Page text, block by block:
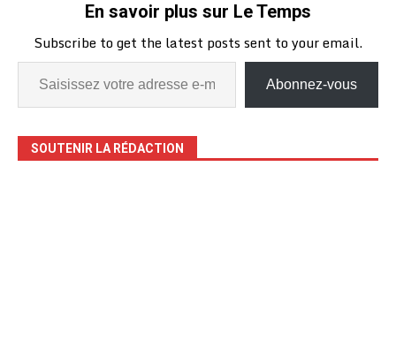
En savoir plus sur Le Temps
Subscribe to get the latest posts sent to your email.
Abonnez-vous
SOUTENIR LA RÉDACTION